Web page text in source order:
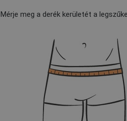
Mérje meg a derék kerületét a